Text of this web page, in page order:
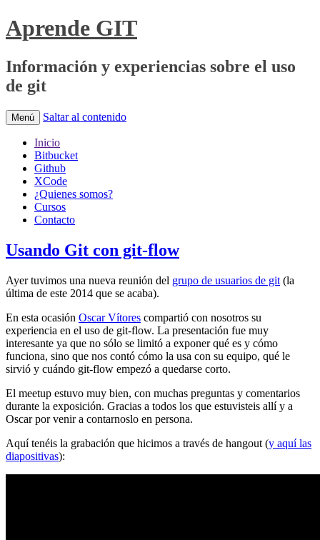
Aprende GIT
Información y experiencias sobre el uso
de git
Menú Saltar al contenido
Inicio
Bitbucket
Github
XCode
¿Quienes somos?
Cursos
Contacto
Usando Git con git-flow
Ayer tuvimos una nueva reunión del grupo de usuarios de git (la
última de este 2014 que se acaba).
En esta ocasión Oscar Vítores compartió con nosotros su
experiencia en el uso de git-flow. La presentación fue muy
interesante ya que no sólo se limitó a exponer qué es y cómo
funciona, sino que nos contó cómo la usa con su equipo, qué le
sirvió y cuándo git-flow empezó a quedarse corto.
El meetup estuvo muy bien, con muchas preguntas y comentarios
durante la exposición. Gracias a todos los que estuvisteis allí y a
Oscar por venir a contarnoslo en persona.
Aquí tenéis la grabación que hicimos a través de hangout (y aquí las
diapositivas):